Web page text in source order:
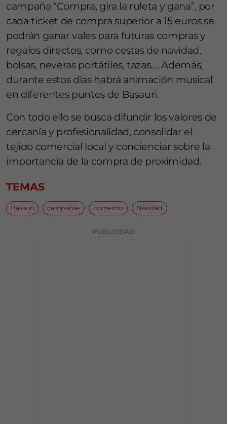
campaña “Compra, gira la ruleta y gana”, por
cada ticket de compra superior a 15 euros se
podrán ganar vales para futuras compras y
regalos directos, como cestas de navidad,
bolsas, neveras portátiles, tazas…. Además,
durante estos días habrá animación musical
en diferentes puntos de Basauri.
Con todo ello se busca difundir los valores de
cercanía y profesionalidad, consolidar el
tejido comercial local y concienciar sobre la
importancia de la compra de proximidad.
TEMAS
Basauri campañas comercio Navidad
PUBLICIDAD